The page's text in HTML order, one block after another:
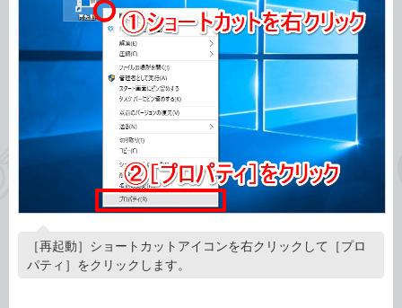
［再起動］ショートカットアイコンを右クリックして［プロ
パティ］をクリックします。